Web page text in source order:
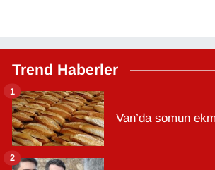
Trend Haberler
Van’da somun
1
2